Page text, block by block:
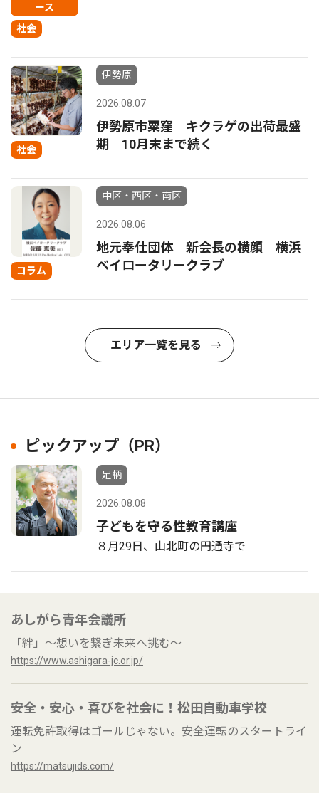
ース
社会
社会
伊勢原
2026.08.07
伊勢原市粟窪 キクラゲの出荷最盛
期 10月末まで続く
コラム
中区・西区・南区
2026.08.06
地元奉仕団体 新会長の横顔 横浜
ベイロータリークラブ
エリア一覧を見る
ピックアップ（PR）
足柄
2026.08.08
子どもを守る性教育講座
８月29日、山北町の円通寺で
あしがら青年会議所
「絆」～想いを繋ぎ未来へ挑む～
https://www.ashigara-jc.or.jp/
安全・安心・喜びを社会に！松田自動車学校
運転免許取得はゴールじゃない。安全運転のスタートライ
ン
https://matsujids.com/